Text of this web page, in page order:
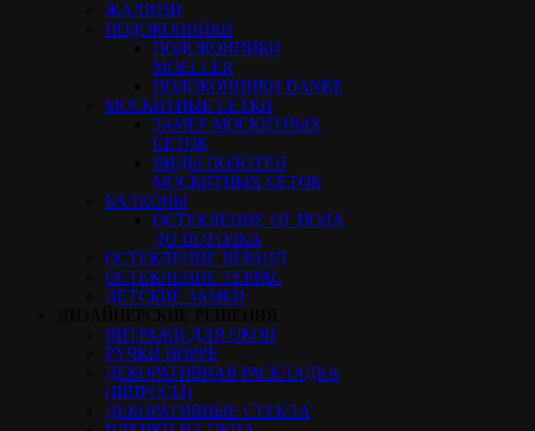
ЖАЛЮЗИ
ПОДОКОННИКИ
ПОДОКОННИКИ
MOELLER
ПОДОКОННИКИ DANKE
МОСКИТНЫЕ СЕТКИ
ЗАМЕР МОСКИТНЫХ
СЕТОК
ВИДЫ ПОЛОТЕН
МОСКИТНЫХ СЕТОК
БАЛКОНЫ
ОСТЕКЛЕНИЕ ОТ ПОЛА
ДО ПОТОЛКА
ОСТЕКЛЕНИЕ ВЕРАНД
ОСТЕКЛЕНИЕ ТЕРРАС
ДЕТСКИЕ ЗАМКИ
ВИТРАЖИ ДЛЯ ОКОН
РУЧКИ HOPPE
ДЕКОРАТИВНАЯ РАСКЛАДКА
(ШПРОСЫ)
ДЕКОРАТИВНЫЕ СТЕКЛА